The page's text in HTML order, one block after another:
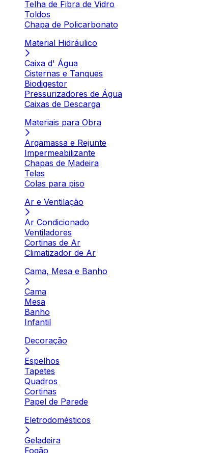
Telha de Fibra de Vidro
Toldos
Chapa de Policarbonato
Material Hidráulico
Caixa d' Água
Cisternas e Tanques
Biodigestor
Pressurizadores de Água
Caixas de Descarga
Materiais para Obra
Argamassa e Rejunte
Impermeabilizante
Chapas de Madeira
Telas
Colas para piso
Ar e Ventilação
Ar Condicionado
Ventiladores
Cortinas de Ar
Climatizador de Ar
Cama, Mesa e Banho
Cama
Mesa
Banho
Infantil
Decoração
Espelhos
Tapetes
Quadros
Cortinas
Papel de Parede
Eletrodomésticos
Geladeira
Fogão